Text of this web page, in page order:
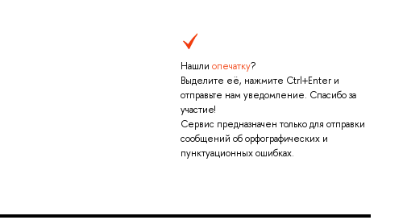
Нашли опечатку?
Выделите её, нажмите Ctrl+Enter и
отправьте нам уведомление. Спасибо за
участие!
Сервис предназначен только для отправки
сообщений об орфографических и
пунктуационных ошибках.